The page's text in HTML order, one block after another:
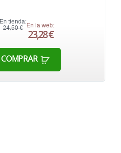
En tienda:
24,50 €
En la web:
23,28 €
COMPRAR